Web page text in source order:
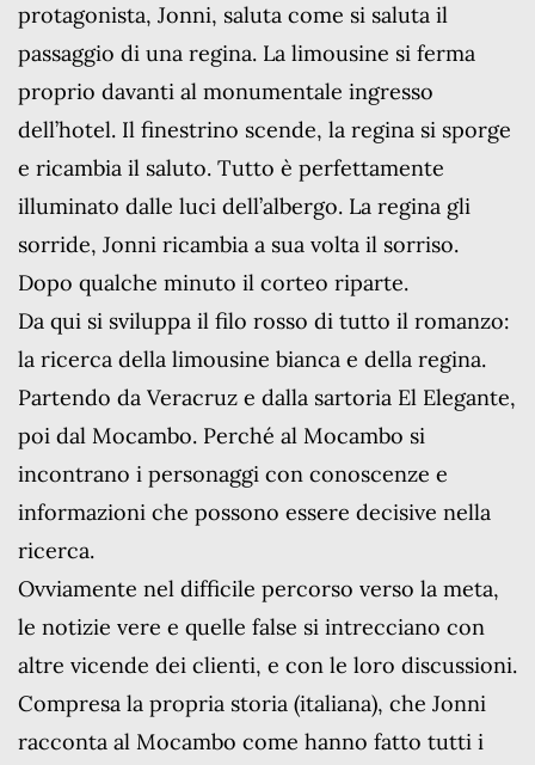
protagonista, Jonni, saluta come si saluta il
passaggio di una regina. La limousine si ferma
proprio davanti al monumentale ingresso
dell’hotel. Il finestrino scende, la regina si sporge
e ricambia il saluto. Tutto è perfettamente
illuminato dalle luci dell’albergo. La regina gli
sorride, Jonni ricambia a sua volta il sorriso.
Dopo qualche minuto il corteo riparte.
Da qui si sviluppa il filo rosso di tutto il romanzo:
la ricerca della limousine bianca e della regina.
Partendo da Veracruz e dalla sartoria El Elegante,
poi dal Mocambo. Perché al Mocambo si
incontrano i personaggi con conoscenze e
informazioni che possono essere decisive nella
ricerca.
Ovviamente nel difficile percorso verso la meta,
le notizie vere e quelle false si intrecciano con
altre vicende dei clienti, e con le loro discussioni.
Compresa la propria storia (italiana), che Jonni
racconta al Mocambo come hanno fatto tutti i